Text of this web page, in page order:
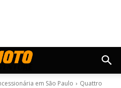
em São Paulo
Quattro